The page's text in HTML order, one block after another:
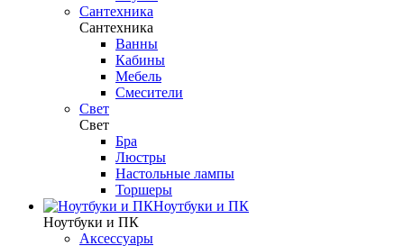
Сантехника
Сантехника
Ванны
Кабины
Мебель
Смесители
Свет
Свет
Бра
Люстры
Настольные лампы
Торшеры
Ноутбуки и ПК
Ноутбуки и ПК
Аксессуары